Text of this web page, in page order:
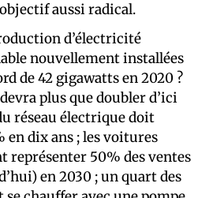
aussi radical.
d’électricité
nouvellement installées
de 42 gigawatts en 2020 ?
plus que doubler d’ici
réseau électrique doit
en dix ans ; les voitures
représenter 50% des ventes
en 2030 ; un quart des